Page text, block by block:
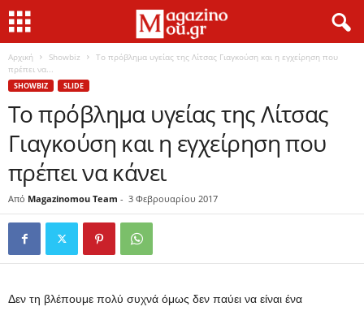
Αρχική Showbiz
Το πρόβλημα υγείας της Λίτσας Γιαγκούση και η εγχείρηση που
πρέπει να...
SHOWBIZ SLIDE
Το πρόβλημα υγείας της Λίτσας
Γιαγκούση και η εγχείρηση που
πρέπει να κάνει
Από Magazinomou Team - 3 Φεβρουαρίου 2017
Δεν τη βλέπουμε πολύ συχνά όμως δεν παύει να είναι ένα